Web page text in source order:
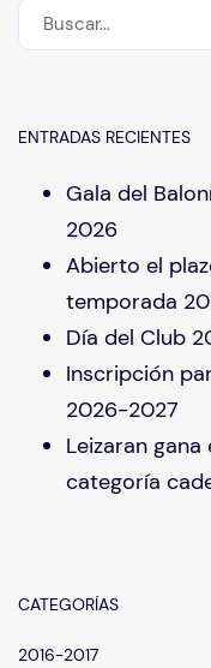
ENTRADAS RECIENTES
Gala del
2026
Abierto el
temporada
Día del Club
Inscripción
2026-2027
Leizaran
categoría
CATEGORÍAS
2016-2017